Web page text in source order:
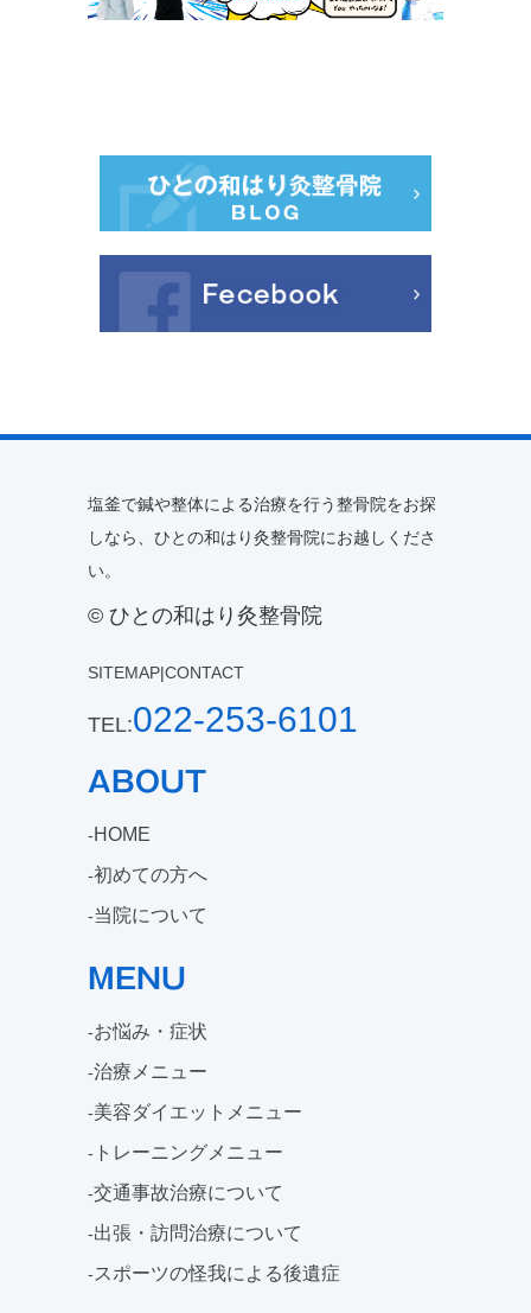
塩釜で鍼や整体による治療を行う整骨院をお探
しなら、ひとの和はり灸整骨院にお越しくださ
い。
© ひとの和はり灸整骨院
SITEMAP|CONTACT
TEL:022-253-6101
ABOUT
HOME
初めての方へ
当院について
MENU
お悩み・症状
治療メニュー
美容ダイエットメニュー
トレーニングメニュー
交通事故治療について
出張・訪問治療について
スポーツの怪我による後遺症